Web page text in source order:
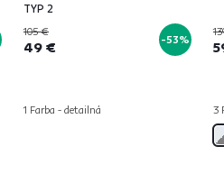
TYP 2
105 €
49 € -53%
1 Farba - detailná 3